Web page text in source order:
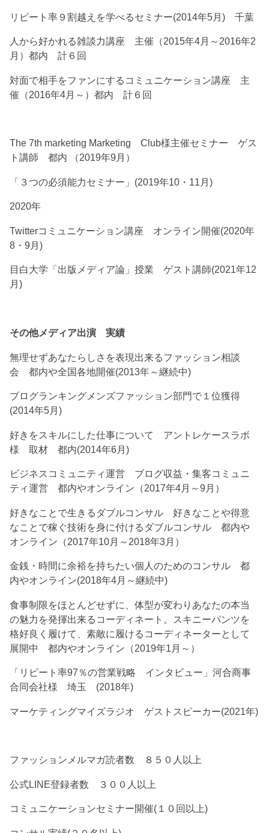
リピート率９割越えを学べるセミナー(2014年5月) 千葉
人から好かれる雑談力講座 主催（2015年4月～2016年2
月）都内 計６回
対面で相手をファンにするコミュニケーション講座 主
催（2016年4月～）都内 計６回
The 7th marketing Marketing Club様主催セミナー ゲス
ト講師 都内 （2019年9月）
「３つの必須能力セミナー」(2019年10・11月)
2020年
Twitterコミュニケーション講座 オンライン開催(2020年
8・9月)
目白大学「出版メディア論」授業 ゲスト講師(2021年12
月)
その他メディア出演 実績
無理せずあなたらしさを表現出来るファッション相談
会 都内や全国各地開催(2013年～継続中)
ブログランキングメンズファッション部門で１位獲得
(2014年5月)
好きをスキルにした仕事について アントレケースラボ
様 取材 都内(2014年6月)
ビジネスコミュニティ運営 ブログ収益・集客コミュニ
ティ運営 都内やオンライン（2017年4月～9月）
好きなことで生きるダブルコンサル 好きなことや得意
なことで稼ぐ技術を身に付けるダブルコンサル 都内や
オンライン（2017年10月～2018年3月）
金銭・時間に余裕を持ちたい個人のためのコンサル 都
内やオンライン(2018年4月～継続中)
食事制限をほとんどせずに、体型が変わりあなたの本当
の魅力を発揮出来るコーディネート。スキニーパンツを
格好良く履けて、素敵に履けるコーディネーターとして
展開中 都内やオンライン（2019年1月～）
「リピート率97％の営業戦略 インタビュー」河合商事
合同会社様 埼玉 (2018年)
マーケティングマイズラジオ ゲストスピーカー(2021年)
ファッションメルマガ読者数 ８５０人以上
公式LINE登録者数 ３００人以上
コミュニケーションセミナー開催(１０回以上)